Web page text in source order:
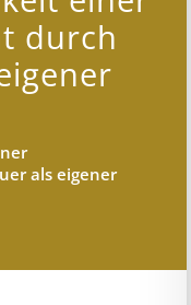
durch
als eigener